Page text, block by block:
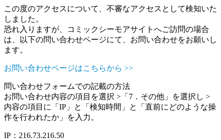
この度のアクセスについて、不審なアクセスとして検知いた
しました。
恐れ入りますが、コミックシーモアサイトへご訪問の場合
は、以下の問い合わせページにて、お問い合わせをお願いし
ます。
お問い合わせページはこちらから >>
問い合わせフォームでの記載の方法
お問い合わせ内容の項目を選択 >「7．その他」を選択し >
内容の項目に「IP」と「検知時間」と「直前にどのような操
作を行われたか」を入力。
IP：216.73.216.50